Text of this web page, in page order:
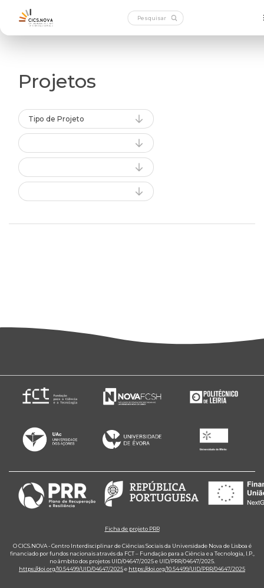
Projetos
Tipo de Projeto
Ficha de projeto PRR
O CICS.NOVA - Centro Interdisciplinar de Ciências Sociais da Universidade Nova de Lisboa é
financiado por fundos nacionais através da FCT – Fundação para a Ciência e a Tecnologia, I.P.,
no âmbito dos projetos UID/04647/2025 e UID/PRR/04647/2025.
https://doi.org/10.54499/UID/04647/2025e https://doi.org/10.54499/UID/PRR/04647/2025